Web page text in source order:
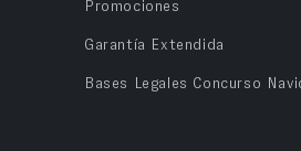
Promociones
Garantía Extendida
Bases Legales Concurso